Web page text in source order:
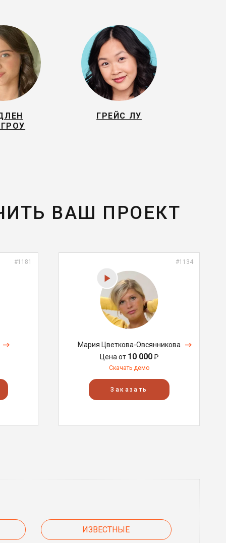
ГРЕЙС ЛУ
ВАШ ПРОЕКТ
#1181 #1134
Мария Цветкова-Овсянникова
Цена от 10 000₽
Скачать демо
Заказать
ИЗВЕСТНЫЕ